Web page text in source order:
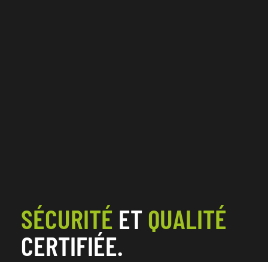
SÉCURITÉ ET QUALITÉ
CERTIFIÉE.